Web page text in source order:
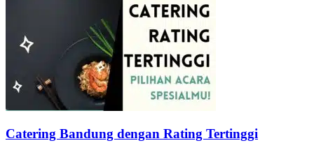
Catering Bandung dengan Rating Tertinggi